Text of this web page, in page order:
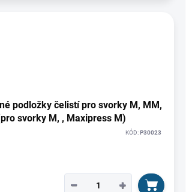
podložky čelistí pro svorky M, MM,
svorky M, , Maxipress M)
KÓD: P30023
+
−